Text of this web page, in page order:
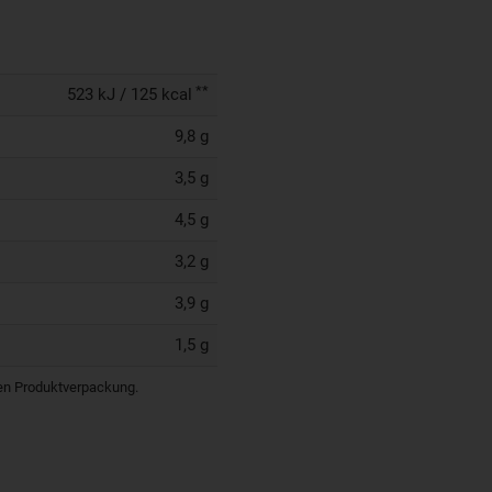
523 kJ / 125 kcal **
9,8 g
3,5 g
4,5 g
3,2 g
3,9 g
1,5 g
Produktverpackung.